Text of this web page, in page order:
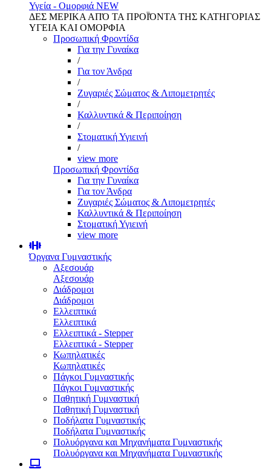
Υγεία - Ομορφιά NEW
ΔΕΣ ΜΕΡΙΚΑ ΑΠΌ ΤΑ ΠΡΟΪΌΝΤΑ ΤΗΣ ΚΑΤΗΓΟΡΙΑΣ
ΥΓΕΙΑ ΚΑΙ ΟΜΟΡΦΙΑ
Προσωπική Φροντίδα
Για την Γυναίκα
/
Για τον Άνδρα
/
Ζυγαριές Σώματος & Λιπομετρητές
/
Καλλυντικά & Περιποίηση
/
Στοματική Υγιεινή
/
view more
Προσωπική Φροντίδα
Για την Γυναίκα
Για τον Άνδρα
Ζυγαριές Σώματος & Λιπομετρητές
Καλλυντικά & Περιποίηση
Στοματική Υγιεινή
view more
Όργανα Γυμναστικής
Αξεσουάρ
Αξεσουάρ
Διάδρομοι
Διάδρομοι
Ελλειπτικά
Ελλειπτικά
Ελλειπτικά - Stepper
Ελλειπτικά - Stepper
Κωπηλατικές
Κωπηλατικές
Πάγκοι Γυμναστικής
Πάγκοι Γυμναστικής
Παθητική Γυμναστική
Παθητική Γυμναστική
Ποδήλατα Γυμναστικής
Ποδήλατα Γυμναστικής
Πολυόργανα και Μηχανήματα Γυμναστικής
Πολυόργανα και Μηχανήματα Γυμναστικής